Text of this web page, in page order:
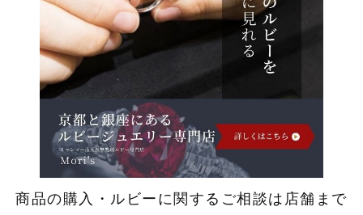
商品の購入・ルビーに関するご相談は店舗まで